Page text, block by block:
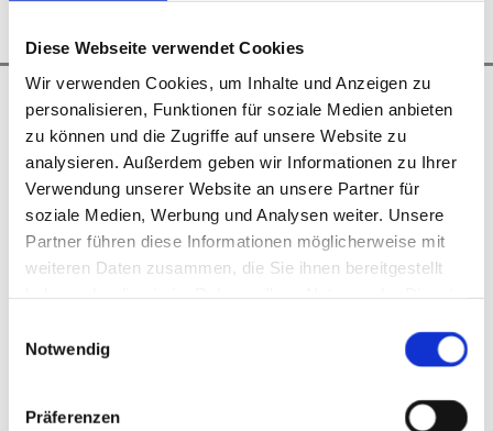
Diese Webseite verwendet Cookies
Wir verwenden Cookies, um Inhalte und Anzeigen zu
personalisieren, Funktionen für soziale Medien anbieten
zu können und die Zugriffe auf unsere Website zu
analysieren. Außerdem geben wir Informationen zu Ihrer
Verwendung unserer Website an unsere Partner für
soziale Medien, Werbung und Analysen weiter. Unsere
Partner führen diese Informationen möglicherweise mit
weiteren Daten zusammen, die Sie ihnen bereitgestellt
Notwendig
Präferenzen